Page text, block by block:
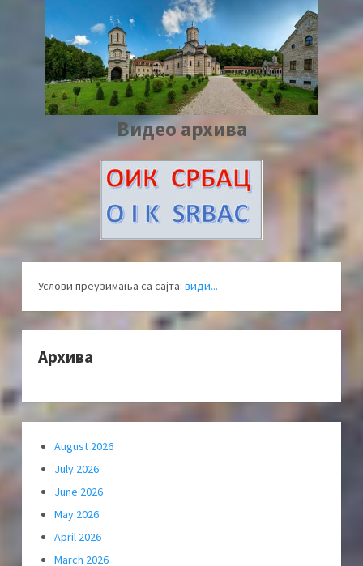
Видео архива
Услови преузимања са сајта: види...
Архива
August 2026
July 2026
June 2026
May 2026
April 2026
March 2026